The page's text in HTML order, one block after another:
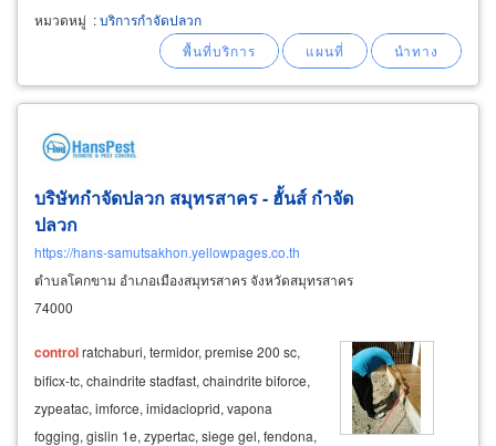
fendona, siege gel, zutiirin 250ec, vapona 50ec
ติดต่อสำนักงานใหญ่ (สาขากรุงเทพ) 235 ถนน
สวนสยาม แขวงคันนายาว
หมวดหมู่ :บริการกำจัดปลวก
บริษัทกำจัดปลวก สมุทรสาคร - ฮั้นส์ กำจัด
ปลวก
https://hans-samutsakhon.yellowpages.co.th
ตำบลโคกขาม อำเภอเมืองสมุทรสาคร จังหวัดสมุทรสาคร
74000
controlratchaburi, termidor, premise 200 sc,
bificx-tc, chaindrite stadfast, chaindrite biforce,
zypeatac, imforce, imidacloprid, vapona
fogging, gislin 1e, zypertac, siege gel, fendona,